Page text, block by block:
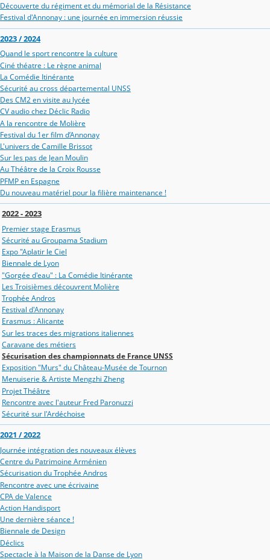
Découverte du régiment et du mémorial de la Résistance
Festival d'Annonay : une journée en immersion réussie
2023 / 2024
Quand le sport rencontre la culture
Ciné théatre : Le règne animal
La Comédie Itinérante
Sécurité au cross départemental UNSS
Des CM2 en visite au lycée
CV audio chez Déclic Radio
A la rencontre de Molière
Festival du 1er film d’Annonay
L'univers de Camille Brissot
Sur les pas de Jean Moulin
Au Théâtre de la Croix Rousse
PFMP en Espagne
Du nouveau matériel pour la filière maintenance !
2022 - 2023
Premier stage Erasmus
Sécurité au Groupama Stadium
Expo "Aplatir le Ciel
Biennale de Lyon
"Gorgée d'eau" : La Comédie Itinérante
Les Troisièmes découvrent Molière
Trophée Andros
Festival d'Annonay
Erasmus : Alicante
Sur les traces des migrations italiennes
Caravane des métiers
Sécurisation des championnats de France UNSS
Exposition "Murs" du Château-Musée de Tournon
Menuiserie & Artiste Mengzhi Zheng
Projet Théâtre
Rencontre avec l'auteur Fred Paronuzzi
Sécurité sur l'Ardéchoise
2021 / 2022
Journée intégration des nouveaux élèves
Centre du Patrimoine Arménien
Sécurisation du Trophée Andros
Rencontre avec une écrivaine
CPA de Valence
Action Handisport
Une dernière séance !
Biennale de Design
Déclics
Spectacle à la Maison de la Danse de Lyon